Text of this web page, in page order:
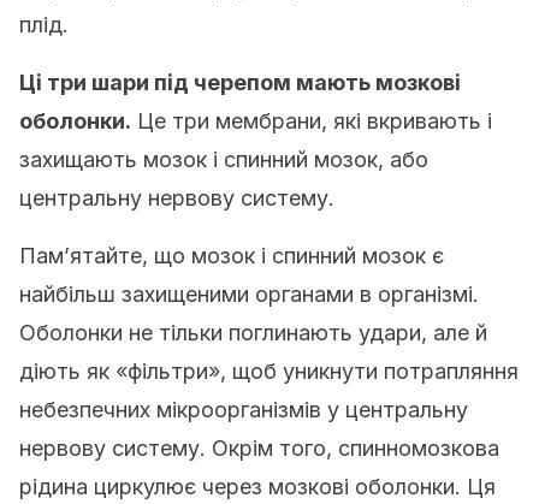
плід.
Ці три шари під черепом мають мозкові
оболонки. Це три мембрани, які вкривають і
захищають мозок і спинний мозок, або
центральну нервову систему.
Пам’ятайте, що мозок і спинний мозок є
найбільш захищеними органами в організмі.
Оболонки не тільки поглинають удари, але й
діють як «фільтри», щоб уникнути потрапляння
небезпечних мікроорганізмів у центральну
нервову систему. Окрім того, спинномозкова
рідина циркулює через мозкові оболонки. Ця